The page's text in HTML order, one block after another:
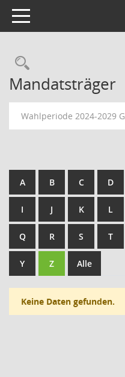
Toggle navigation
Mandatsträger
Wahlperiode 2024-2029
A B C D
I J K L
Q R S T
Y Z Alle
Keine Daten gefunden.